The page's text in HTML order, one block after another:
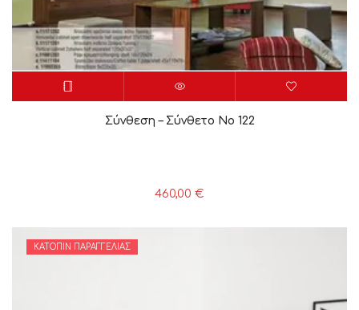
Σύνθεση – Σύνθετο Νο 122
460,00 €
ΚΑΤΌΠΙΝ ΠΑΡΑΓΓΕΛΊΑΣ